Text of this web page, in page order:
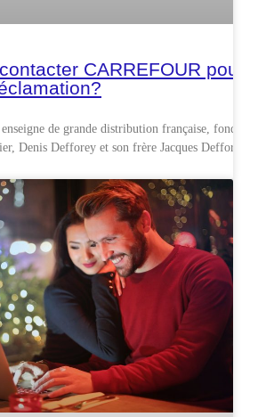
CARREFOUR pour
de grande distribution française, fondée
Denis Defforey et son frère Jacques Defforey.